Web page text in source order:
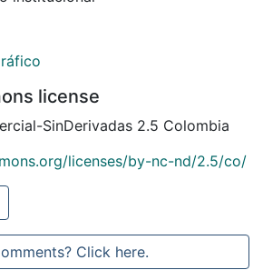
license
SinDerivadas 2.5 Colombia
licenses/by-nc-nd/2.5/co/
Click here.